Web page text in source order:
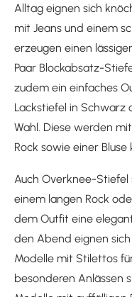
Alltag eignen sich
mit Jeans und einem
erzeugen einen
Paar Blockabsatz-
zudem ein einfaches
Lackstiefel in Schwarz
Wahl. Diese werden
Rock sowie einer Bluse
Auch Overknee-Stiefel
einem langen Rock
dem Outfit eine
den Abend eignen
Modelle mit Stilettos
besonderen Anlässen